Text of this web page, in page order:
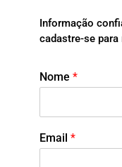
Informação
cadastre-se
Nome *
Email *